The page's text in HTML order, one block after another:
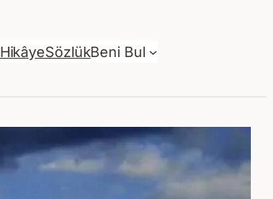
HikâyeSözlükBeni Bul